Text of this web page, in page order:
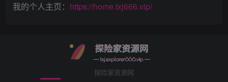
我的个人主页： https://home.txj666.vip/
探险家资源网